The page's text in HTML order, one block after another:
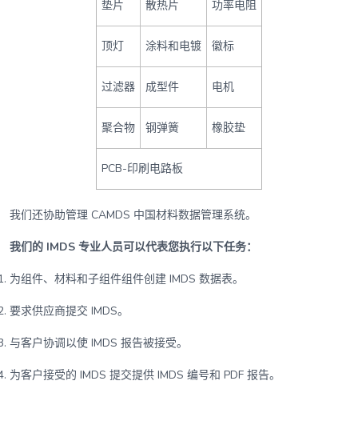
垫片 散热片 功率电阻
顶灯 涂料和电镀 徽标
过滤器 成型件 电机
聚合物 钢弹簧 橡胶垫
PCB-印刷电路板
我们还协助管理 CAMDS 中国材料数据管理系统。
我们的 IMDS 专业人员可以代表您执行以下任务：
为组件、材料和子组件组件创建 IMDS 数据表。
要求供应商提交 IMDS。
与客户协调以使 IMDS 报告被接受。
为客户接受的 IMDS 提交提供 IMDS 编号和 PDF 报告。